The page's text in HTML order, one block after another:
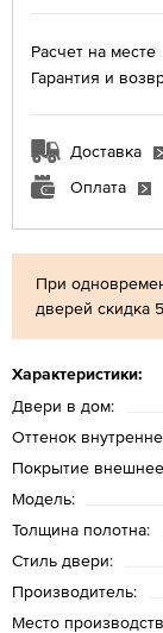
При
дверей скидка
Характеристики:
Двери в дом:
Оттенок
Покрытие
Модель:
Толщина полотна:
Стиль двери:
Производитель:
Место
Расчет на месте
Гарантия и
Доставка
Оплата